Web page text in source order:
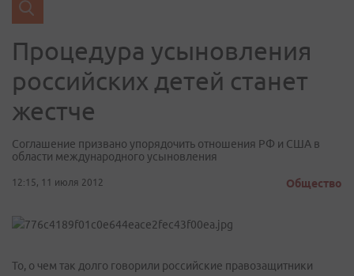
Процедура усыновления
российских детей станет
жестче
Соглашение призвано упорядочить отношения РФ и США в
области международного усыновления
12:15, 11 июля 2012 Общество
То, о чем так долго говорили российские правозащитники